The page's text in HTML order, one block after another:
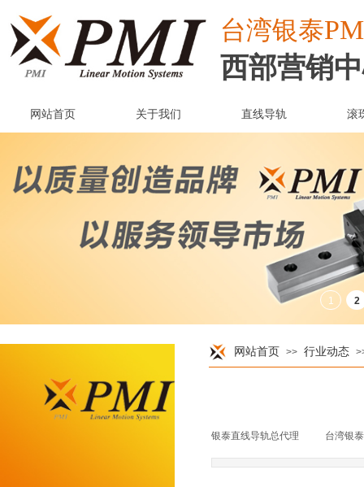
台湾银泰
西部营销
网站首页 关于我们 直线导轨 滚
网站首页 >> 行业动态
银泰直线导轨总代理 台湾银